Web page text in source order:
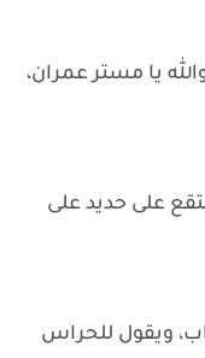
يا مستر عمران،
على حديد على
ويقول للحراس